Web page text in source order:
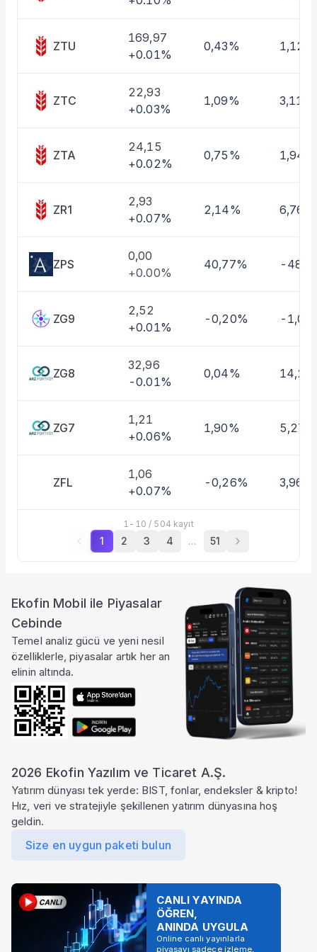
ZTU
169,97
+0.01%
0,43% 1,12%
ZTC
22,93
+0.03%
1,09% 3,11%
ZTA
24,15
+0.02%
0,75% 1,94%
ZR1
2,93
+0.07%
2,14% 6,76%
ZPS
0,00
+0.00%
40,77% -
ZG9
2,52
+0.01%
-0,20% -
ZG8
32,96
-0.01%
0,04%
ZG7
1,21
+0.06%
1,90% 5,27%
ZFL
1,06
+0.07%
-0,26% 3,96%
1 - 10 / 504 kayıt
1 2 3 4 … 51
Ekofin Mobil ile Piyasalar
Cebinde
Temel analiz gücü ve yeni nesil
özelliklerle, piyasalar artık her an
elinin altında.
2026 Ekofin Yazılım ve Ticaret A.Ş.
Yatırım dünyası tek yerde: BIST, fonlar, endeksler & kripto!
Hız, veri ve stratejiyle şekillenen yatırım dünyasına hoş
geldin.
Size en uygun paketi bulun
CANLI YAYINDA
ÖĞREN,
ANINDA UYGULA
Online canlı yayınlarla
piyasayı sadece izleme,